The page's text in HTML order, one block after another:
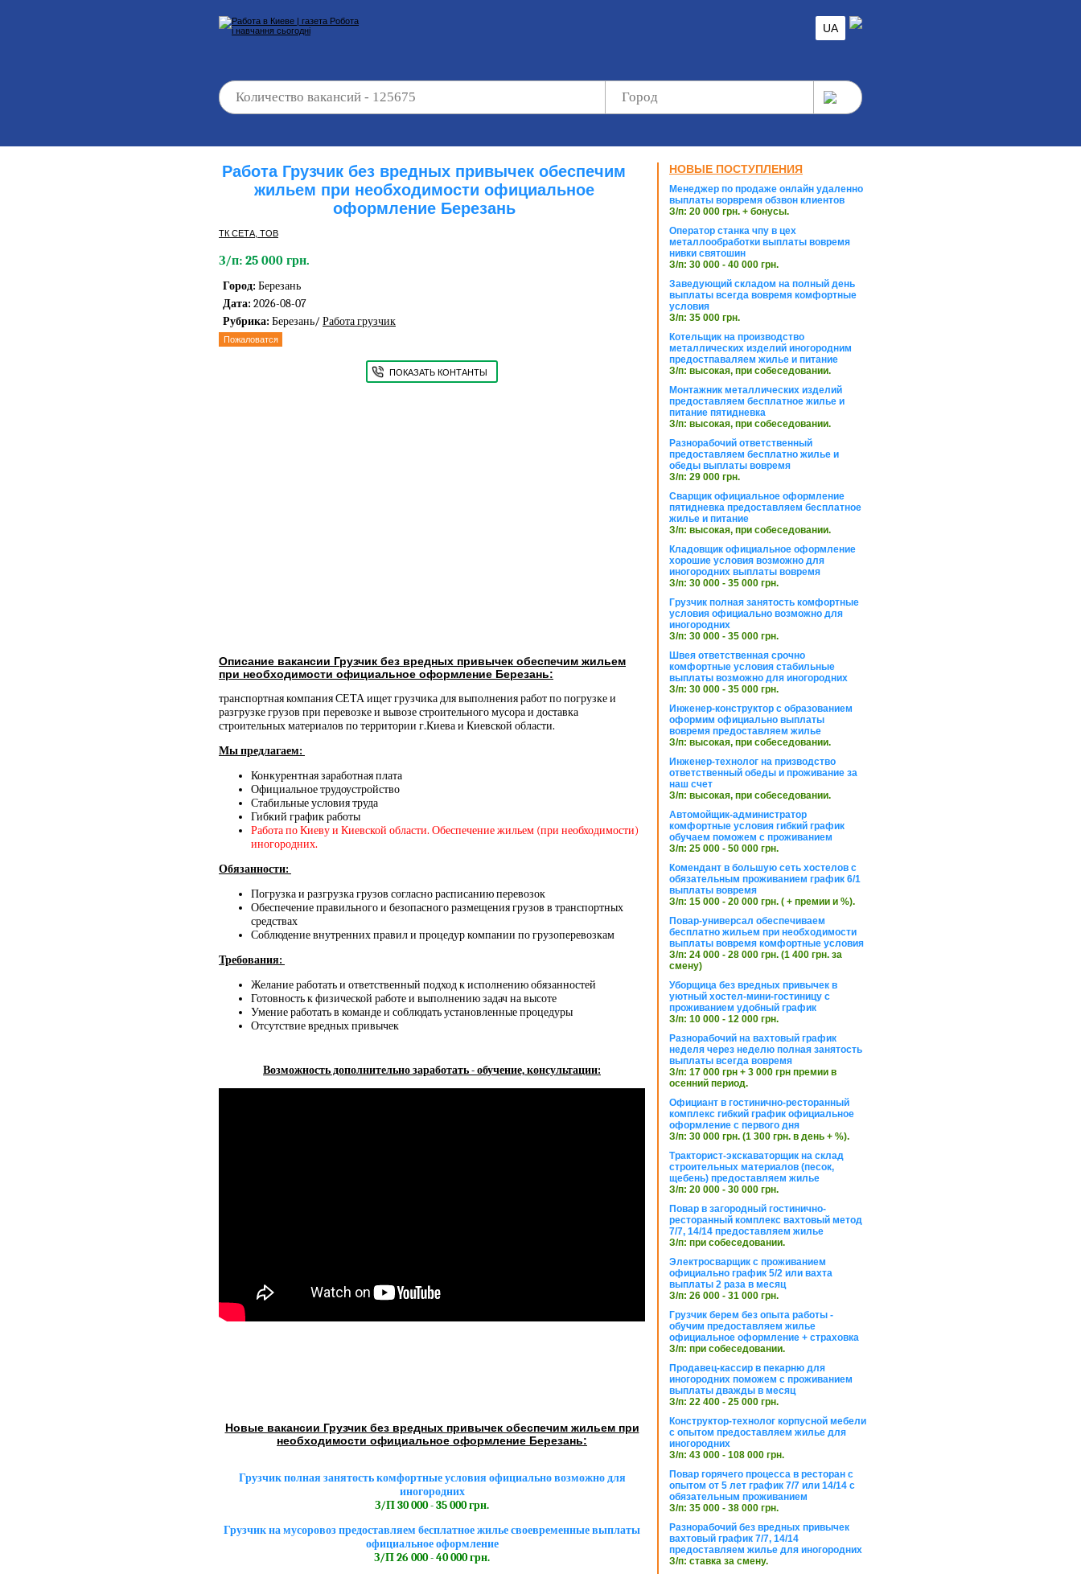
UA
Работа Грузчик без вредных привычек обеспечим
жильем при необходимости официальное
оформление Березань
ТК СЕТА, ТОВ
З/п: 25 000 грн.
Город: Березань
Дата: 2026-08-07
Рубрика: Березань/ Работа грузчик
Пожаловатся
ПОКАЗАТЬ КОНТАНТЫ
Описание вакансии Грузчик без вредных привычек обеспечим жильем
при необходимости официальное оформление Березань:
транспортная компания СЕТА ищет грузчика для выполнения работ по погрузке и
разгрузке грузов при перевозке и вывозе строительного мусора и доставка
строительных материалов по территории г.Киева и Киевской области.
Мы предлагаем:
Конкурентная заработная плата
Официальное трудоустройство
Стабильные условия труда
Гибкий график работы
Работа по Киеву и Киевской области. Обеспечение жильем (при необходимости)
иногородних.
Обязанности:
Погрузка и разгрузка грузов согласно расписанию перевозок
Обеспечение правильного и безопасного размещения грузов в транспортных
средствах
Соблюдение внутренних правил и процедур компании по грузоперевозкам
Требования:
Желание работать и ответственный подход к исполнению обязанностей
Готовность к физической работе и выполнению задач на высоте
Умение работать в команде и соблюдать установленные процедуры
Отсутствие вредных привычек
Возможность дополнительно заработать - обучение, консультации:
Новые вакансии Грузчик без вредных привычек обеспечим жильем при
необходимости официальное оформление Березань:
Грузчик полная занятость комфортные условия официально возможно для
иногородних
З/П 30 000 - 35 000 грн.
Грузчик на мусоровоз предоставляем бесплатное жилье своевременные выплаты
официальное оформление
З/П 26 000 - 40 000 грн.
НОВЫЕ ПОСТУПЛЕНИЯ
Менеджер по продаже онлайн удаленно
выплаты ворвремя обзвон клиентов
З/п: 20 000 грн. + бонусы.
Оператор станка чпу в цех
металлообработки выплаты вовремя
нивки святошин
З/п: 30 000 - 40 000 грн.
Заведующий складом на полный день
выплаты всегда вовремя комфортные
условия
З/п: 35 000 грн.
Котельщик на производство
металлических изделий иногородним
предостпаваляем жилье и питание
З/п: высокая, при собеседовании.
Монтажник металлических изделий
предоставляем бесплатное жилье и
питание пятидневка
З/п: высокая, при собеседовании.
Разнорабочий ответственный
предоставляем бесплатно жилье и
обеды выплаты вовремя
З/п: 29 000 грн.
Сварщик официальное оформление
пятидневка предоставляем бесплатное
жилье и питание
З/п: высокая, при собеседовании.
Кладовщик официальное оформление
хорошие условия возможно для
иногородних выплаты вовремя
З/п: 30 000 - 35 000 грн.
Грузчик полная занятость комфортные
условия официально возможно для
иногородних
З/п: 30 000 - 35 000 грн.
Швея ответственная срочно
комфортные условия стабильные
выплаты возможно для иногородних
З/п: 30 000 - 35 000 грн.
Инженер-конструктор с образованием
оформим официально выплаты
вовремя предоставляем жилье
З/п: высокая, при собеседовании.
Инженер-технолог на призводство
ответственный обеды и проживание за
наш счет
З/п: высокая, при собеседовании.
Автомойщик-администратор
комфортные условия гибкий график
обучаем поможем с проживанием
З/п: 25 000 - 50 000 грн.
Комендант в большую сеть хостелов с
обязательным проживанием график 6/1
выплаты вовремя
З/п: 15 000 - 20 000 грн. ( + премии и %).
Повар-универсал обеспечиваем
бесплатно жильем при необходимости
выплаты вовремя комфортные условия
З/п: 24 000 - 28 000 грн. (1 400 грн. за
смену)
Уборщица без вредных привычек в
уютный хостел-мини-гостиницу с
проживанием удобный график
З/п: 10 000 - 12 000 грн.
Разнорабочий на вахтовый график
неделя через неделю полная занятость
выплаты всегда вовремя
З/п: 17 000 грн + 3 000 грн премии в
осенний период.
Официант в гостинично-ресторанный
комплекс гибкий график официальное
оформление с первого дня
З/п: 30 000 грн. (1 300 грн. в день + %).
Тракторист-экскаваторщик на склад
строительных материалов (песок,
щебень) предоставляем жилье
З/п: 20 000 - 30 000 грн.
Повар в загородный гостинично-
ресторанный комплекс вахтовый метод
7/7, 14/14 предоставляем жилье
З/п: при собеседовании.
Электросварщик с проживанием
официально график 5/2 или вахта
выплаты 2 раза в месяц
З/п: 26 000 - 31 000 грн.
Грузчик берем без опыта работы -
обучим предоставляем жилье
официальное оформление + страховка
З/п: при собеседовании.
Продавец-кассир в пекарню для
иногородних поможем с проживанием
выплаты дважды в месяц
З/п: 22 400 - 25 000 грн.
Конструктор-технолог корпусной мебели
с опытом предоставляем жилье для
иногородних
З/п: 43 000 - 108 000 грн.
Повар горячего процесса в ресторан с
опытом от 5 лет график 7/7 или 14/14 с
обязательным проживанием
З/п: 35 000 - 38 000 грн.
Разнорабочий без вредных привычек
вахтовый график 7/7, 14/14
предоставляем жилье для иногородних
З/п: ставка за смену.